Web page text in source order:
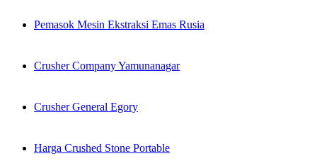
Pemasok Mesin Ekstraksi Emas Rusia
Crusher Company Yamunanagar
Crusher General Egory
Harga Crushed Stone Portable